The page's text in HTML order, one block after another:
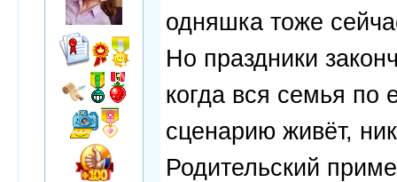
одняшка тоже
Но праздники
когда вся семья по
сценарию живёт,
Родительский